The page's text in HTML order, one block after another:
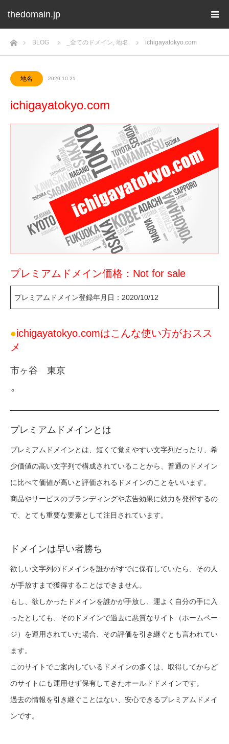
thedomain.jp
ホームBLOG _全てのドメイン, 地名 ichigayatokyo.com
地名 2020.10.21
ichigayatokyo.com
プレミアムドメイン価格：Not for sale
プレミアムドメイン登録年月日：2020/10/12
●ichigayatokyo.comはこんな使い方がおスス
メ
市ヶ谷 東京
プレミアムドメインとは
プレミアムドメインとは、短くて覚えやすい文字列だったり、希
少価値の高い文字列で構成されていることから、普通のドメイン
に比べて価値が高いと評価されるドメインのことをいいます。
商品やサービスのブランディングや広告効果に効力を発揮するの
で、とても重要な要素として注目されています。
ドメインは早い者勝ち
欲しい文字列のドメインを誰かがすでに保有していたら、その人
が手放すまで獲得することはできません。
もし、欲しかったドメインを誰かが手放し、運よく自分の手に入
ったとしても、そのドメインで過去に悪質なサイト（ホームペー
ジ）を運用されていた場合、その評価を引き継ぐとも言われてい
ます。
このサイトでご案内しているドメインの多くは、取得してからど
のサイトにも運用せず保有してきたオールドドメインです。
過去の情報を引き継ぐことはない、安心できるプレミアムドメイ
ンです。